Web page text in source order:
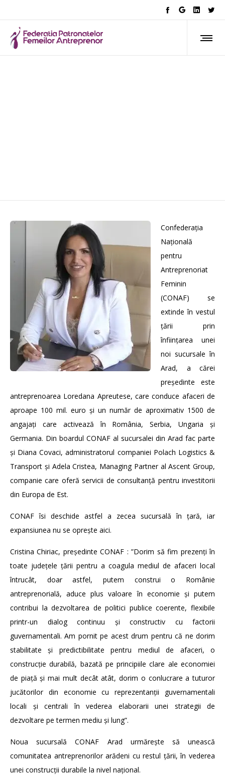
Confederația
Națională
pentru
Antreprenoriat
Feminin
(CONAF) se
extinde în vestul
țării prin
înființarea unei
noi sucursale în
Arad, a cărei
președinte este
antreprenoarea Loredana Apreutese, care conduce afaceri de
aproape 100 mil. euro și un număr de aproximativ 1500 de
angajați care activează în România, Serbia, Ungaria și
Germania. Din boardul CONAF al sucursalei din Arad fac parte
și Diana Covaci, administratorul companiei Polach Logistics &
Transport și Adela Cristea, Managing Partner al Ascent Group,
companie care oferă servicii de consultanță pentru investitorii
din Europa de Est.
CONAF îsi deschide astfel a zecea sucursală în țară, iar
expansiunea nu se oprește aici.
Cristina Chiriac, președinte CONAF : ”Dorim să fim prezenți în
toate județele țării pentru a coagula mediul de afaceri local
întrucât, doar astfel, putem construi o Românie
antreprenorială, aduce plus valoare în economie și putem
contribui la dezvoltarea de politici publice coerente, flexibile
printr-un dialog continuu și constructiv cu factorii
guvernamentali. Am pornit pe acest drum pentru că ne dorim
stabilitate și predictibilitate pentru mediul de afaceri, o
construcție durabilă, bazată pe principiile clare ale economiei
de piață și mai mult decât atât, dorim o conlucrare a tuturor
jucătorilor din economie cu reprezentanții guvernamentali
locali și centrali în vederea elaborarii unei strategii de
dezvoltare pe termen mediu și lung”.
Noua sucursală CONAF Arad urmărește să unească
comunitatea antreprenorilor arădeni cu restul țării, în vederea
unei construcții durabile la nivel național.